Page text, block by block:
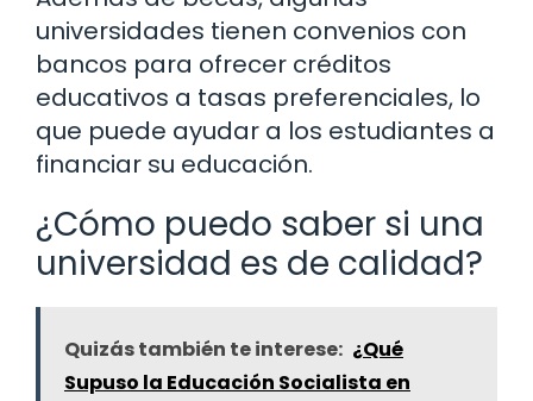
universidades tienen convenios con
bancos para ofrecer créditos
educativos a tasas preferenciales, lo
que puede ayudar a los estudiantes a
financiar su educación.
¿Cómo puedo saber si una
universidad es de calidad?
Quizás también te interese: ¿Qué
Supuso la Educación Socialista en